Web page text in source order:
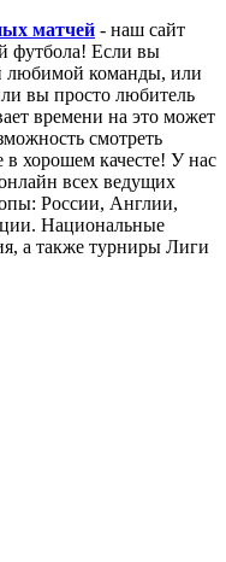
матчей - наш сайт
футбола! Если вы
любимой команды, или
вы просто любитель
времени на это может
смотреть
хорошем качесте! У нас
всех ведущих
России, Англии,
Национальные
а также турниры Лиги